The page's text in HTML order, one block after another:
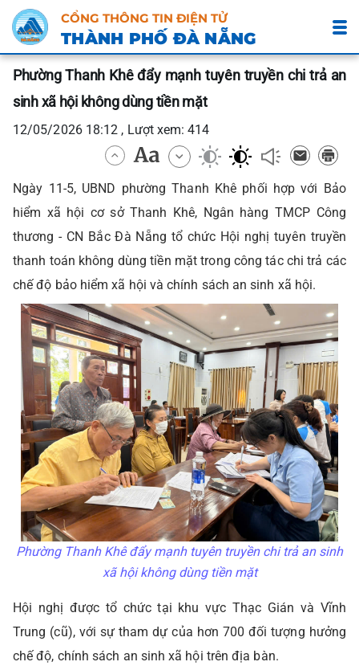
CỔNG THÔNG TIN ĐIỆN TỬ
THÀNH PHỐ ĐÀ NẴNG
Phường Thanh Khê đẩy mạnh tuyên truyền chi trả an
sinh xã hội không dùng tiền mặt
12/05/2026 18:12 , Lượt xem: 414
Ngày 11-5, UBND phường Thanh Khê phối hợp với Bảo
hiểm xã hội cơ sở Thanh Khê, Ngân hàng TMCP Công
thương - CN Bắc Đà Nẵng tổ chức Hội nghị tuyên truyền
thanh toán không dùng tiền mặt trong công tác chi trả các
chế độ bảo hiểm xã hội và chính sách an sinh xã hội.
Phường Thanh Khê đẩy mạnh tuyên truyền chi trả an sinh
xã hội không dùng tiền mặt
Hội nghị được tổ chức tại khu vực Thạc Gián và Vĩnh
Trung (cũ), với sự tham dự của hơn 700 đối tượng hưởng
chế độ, chính sách an sinh xã hội trên địa bàn.